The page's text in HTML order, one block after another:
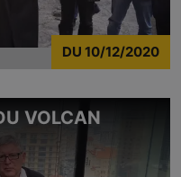
DU 10/12/2020
VOLCAN